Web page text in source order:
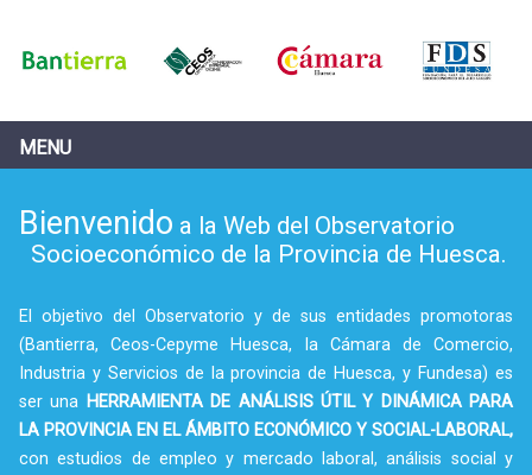
MENU
Bienvenido a la Web del Observatorio
Socioeconómico de la Provincia de Huesca.
El objetivo del Observatorio y de sus entidades promotoras
(Bantierra, Ceos-Cepyme Huesca, la Cámara de Comercio,
Industria y Servicios de la provincia de Huesca, y Fundesa) es
ser una HERRAMIENTA DE ANÁLISIS ÚTIL Y DINÁMICA PARA
LA PROVINCIA EN EL ÁMBITO ECONÓMICO Y SOCIAL-LABORAL,
con estudios de empleo y mercado laboral, análisis social y